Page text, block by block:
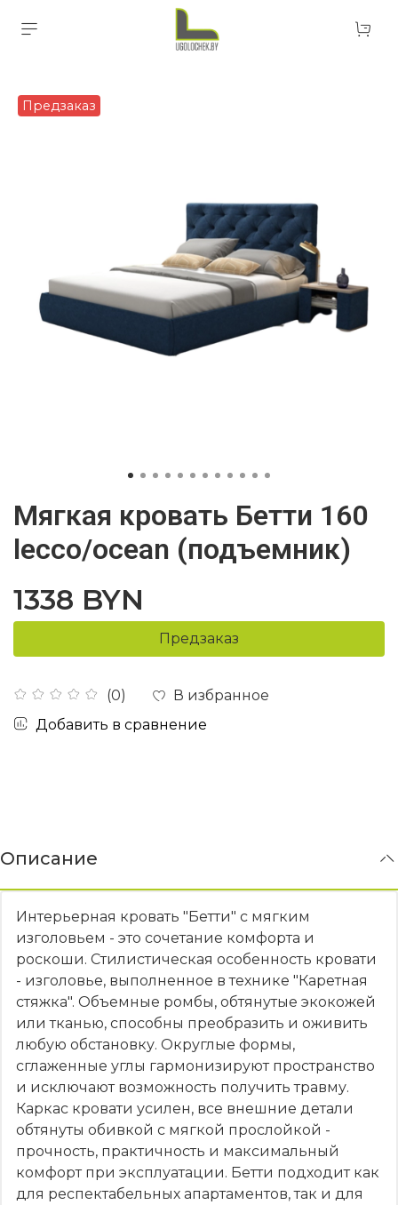
Предзаказ
Мягкая кровать Бетти 160
lecco/ocean (подъемник)
(0)
В избранное
Добавить в сравнение
1338 BYN
Предзаказ
Описание
Интерьерная кровать "Бетти" с мягким
изголовьем - это сочетание комфорта и
роскоши. Стилистическая особенность кровати
- изголовье, выполненное в технике "Каретная
стяжка". Объемные ромбы, обтянутые экокожей
или тканью, способны преобразить и оживить
любую обстановку. Округлые формы,
сглаженные углы гармонизируют пространство
и исключают возможность получить травму.
Каркас кровати усилен, все внешние детали
обтянуты обивкой с мягкой прослойкой -
прочность, практичность и максимальный
комфорт при эксплуатации. Бетти подходит как
для респектабельных апартаментов, так и для